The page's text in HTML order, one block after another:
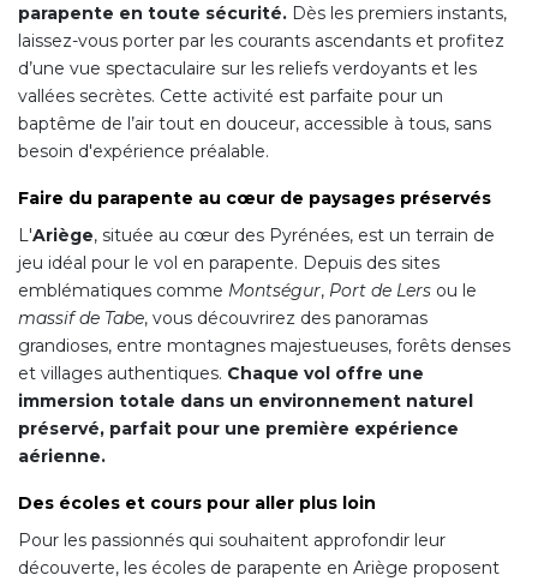
parapente en toute sécurité. Dès les premiers instants,
laissez-vous porter par les courants ascendants et profitez
d’une vue spectaculaire sur les reliefs verdoyants et les
vallées secrètes. Cette activité est parfaite pour un
baptême de l’air tout en douceur, accessible à tous, sans
besoin d'expérience préalable.
Faire du parapente au cœur de paysages préservés
L'Ariège, située au cœur des Pyrénées, est un terrain de
jeu idéal pour le vol en parapente. Depuis des sites
emblématiques comme Montségur, Port de Lers ou le
massif de Tabe, vous découvrirez des panoramas
grandioses, entre montagnes majestueuses, forêts denses
et villages authentiques. Chaque vol offre une
immersion totale dans un environnement naturel
préservé, parfait pour une première expérience
aérienne.
Des écoles et cours pour aller plus loin
Pour les passionnés qui souhaitent approfondir leur
découverte, les écoles de parapente en Ariège proposent